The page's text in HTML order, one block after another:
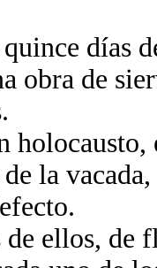
días
obra de
la
ellos, de